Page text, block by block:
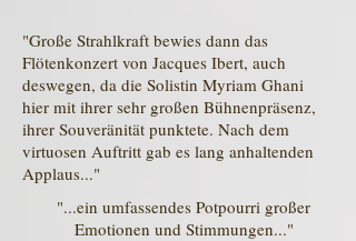
"Große Strahlkraft bewies dann das
Flötenkonzert von Jacques Ibert, auch
deswegen, da die Solistin Myriam Ghani
hier mit ihrer sehr großen Bühnenpräsenz,
ihrer Souveränität punktete. Nach dem
virtuosen Auftritt gab es lang anhaltenden
Applaus..."
"...ein umfassendes Potpourri großer
Emotionen und Stimmungen..."